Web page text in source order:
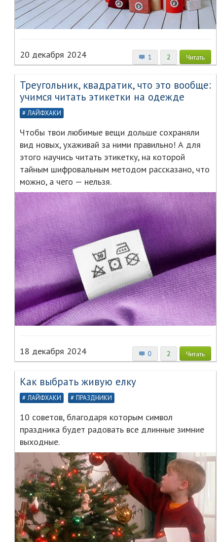
1 2 Читать
20 декабря 2024
Треугольник, квадратик, что это вообще:
учимся читать этикетки на одежде
ЛАЙФХАКИ
Чтобы твои любимые вещи дольше сохраняли
вид новых, ухаживай за ними правильно! А для
этого научись читать этикетку, на которой
тайным шифровальным методом рассказано, что
можно, а чего — нельзя.
0 2 Читать
18 декабря 2024
Как выбрать живую елку
ЛАЙФХАКИ ПРАЗДНИКИ
10 советов, благодаря которым символ
праздника будет радовать все длинные зимние
выходные.